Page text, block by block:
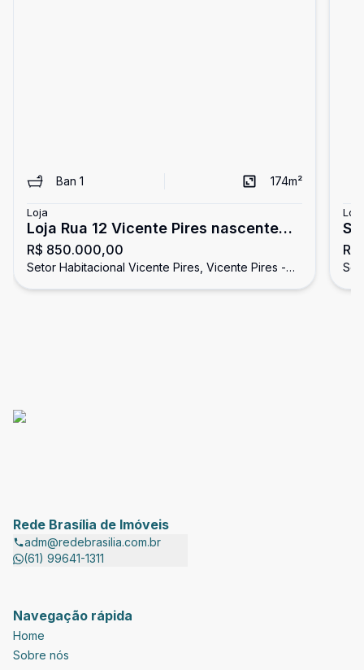
Ban 1 174m²
Loja
Loja Rua 12 Vicente Pires nascente
dois pavimentos
R$ 850.000,00
Setor Habitacional Vicente Pires, Vicente Pires -
Loja
Rede Brasília de Imóveis
adm@redebrasilia.com.br
(61) 99641-1311
Navegação rápida
Home
Sobre nós